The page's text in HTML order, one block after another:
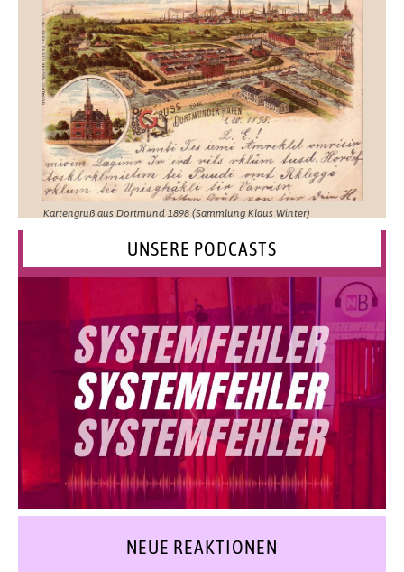
Kartengruß aus Dortmund 1898 (Sammlung Klaus Winter)
UNSERE PODCASTS
NEUE REAKTIONEN